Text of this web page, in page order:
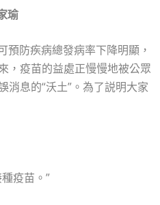
瑜
防疾病總發病率下降明顯，
，疫苗的益處正慢慢地被公眾
消息的“沃土”。為了説明大家
疫苗。”